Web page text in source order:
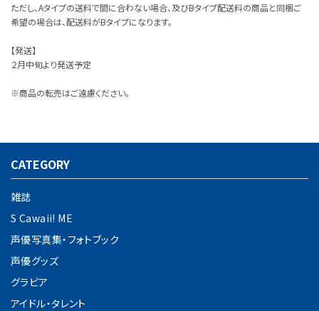
ただし、Aタイプの送料で間に合わない場合、及びBタイプ配送料の商品と同梱ご
希望の場合は、配送料がBタイプになります。
【発送】
２月中旬より発送予定
※商品の転売はご遠慮ください。
CATEGORY
雑誌
S Cawaii! ME
声優写真集・フォトブック
声優グッズ
グラビア
アイドル・タレント